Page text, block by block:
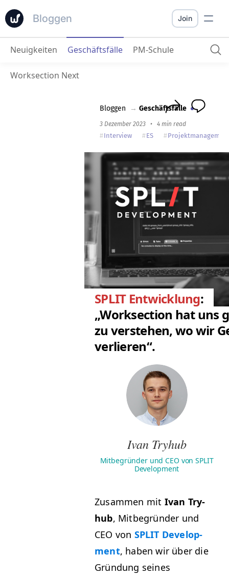
Bloggen
SPLIT Entwicklung: „Worksection hat uns geholfen zu verstehen, wo wir Geschäfte verlieren“.
Join
Neuigkeiten Geschäftsfälle PM-Schule
Worksection Next
Bloggen → Geschäftsfälle
3 Dezember 2023 • 4 min read
Interview ES
SPLIT Entwicklung:
„Worksection hat uns
zu verstehen, wo wir
verlieren“.
Ivan Tryhub
Mitbegründer und CEO von SPLIT
Development
Zusam­men mit Ivan Try­
hub, Mit­be­grün­der und
CEO von SPLIT Devel­op­
ment, haben wir über die
Grün­dung seines